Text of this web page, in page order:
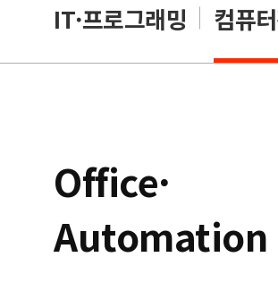
IT·프로그래밍 컴퓨
Office·
Automation